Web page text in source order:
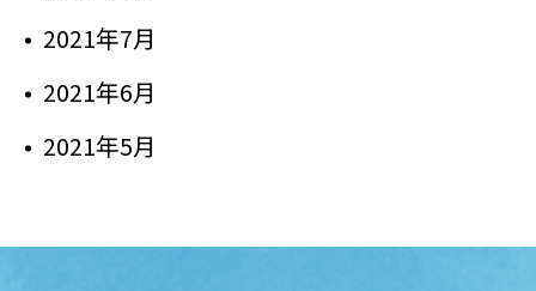
2021年7月
2021年6月
2021年5月